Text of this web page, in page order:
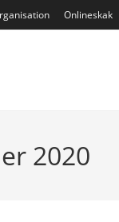
Onlineskak
2020